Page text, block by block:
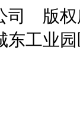
公司
工业